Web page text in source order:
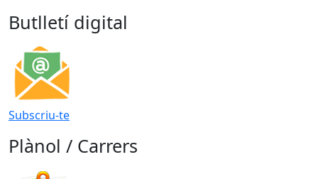
Butlletí digital
Subscriu-te
Plànol / Carrers